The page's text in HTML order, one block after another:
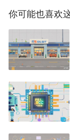
你可能也喜欢